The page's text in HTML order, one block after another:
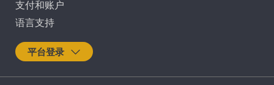
支付和账户
语言支持
平台登录